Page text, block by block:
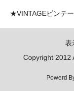
★VINTAGEビンテ
表
Copyright 2012
Powerd